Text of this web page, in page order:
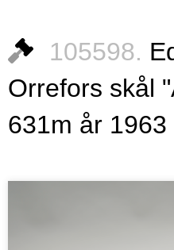
105598.
Orrefors skål
631m år 1963